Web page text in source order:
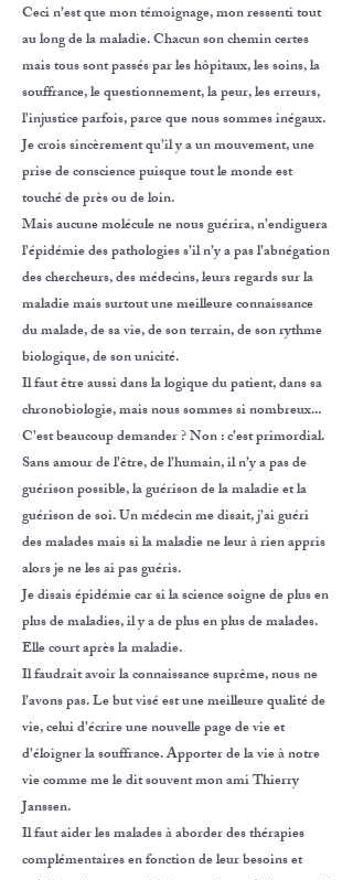
Ceci n’est que mon témoignage, mon ressenti tout
au long de la maladie. Chacun son chemin certes
mais tous sont passés par les hôpitaux, les soins, la
souffrance, le questionnement, la peur, les erreurs,
l’injustice parfois, parce que nous sommes inégaux.
Je crois sincèrement qu’il y a un mouvement, une
prise de conscience puisque tout le monde est
touché de près ou de loin.
Mais aucune molécule ne nous guérira, n’endiguera
l’épidémie des pathologies s’il n’y a pas l’abnégation
des chercheurs, des médecins, leurs regards sur la
maladie mais surtout une meilleure connaissance
du malade, de sa vie, de son terrain, de son rythme
biologique, de son unicité.
Il faut être aussi dans la logique du patient, dans sa
chronobiologie, mais nous sommes si nombreux...
C’est beaucoup demander ? Non : c’est primordial.
Sans amour de l’être, de l’humain, il n’y a pas de
guérison possible, la guérison de la maladie et la
guérison de soi. Un médecin me disait, j’ai guéri
des malades mais si la maladie ne leur à rien appris
alors je ne les ai pas guéris.
Je disais épidémie car si la science soigne de plus en
plus de maladies, il y a de plus en plus de malades.
Elle court après la maladie.
Il faudrait avoir la connaissance suprême, nous ne
l’avons pas. Le but visé est une meilleure qualité de
vie, celui d’écrire une nouvelle page de vie et
d’éloigner la souffrance. Apporter de la vie à notre
vie comme me le dit souvent mon ami Thierry
Janssen.
Il faut aider les malades à aborder des thérapies
complémentaires en fonction de leur besoins et